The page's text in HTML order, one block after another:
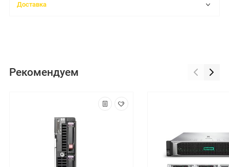
Доставка
Рекомендуем